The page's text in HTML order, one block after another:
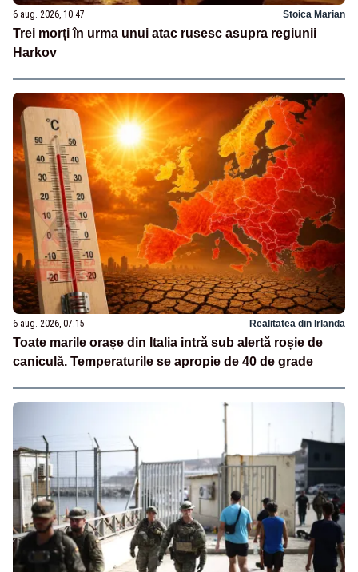
6 aug. 2026, 10:47 Stoica Marian
Trei morți în urma unui atac rusesc asupra regiunii
Harkov
6 aug. 2026, 07:15 Realitatea din Irlanda
Toate marile orașe din Italia intră sub alertă roșie de
caniculă. Temperaturile se apropie de 40 de grade